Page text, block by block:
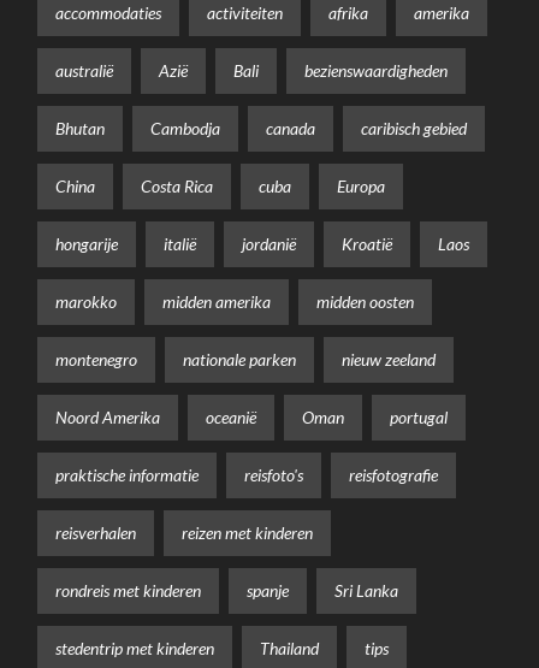
accommodaties activiteiten afrika amerika
australië Azië Bali bezienswaardigheden
Bhutan Cambodja canada caribisch gebied
China Costa Rica cuba Europa
hongarije italië jordanië Kroatië Laos
marokko midden amerika midden oosten
montenegro nationale parken nieuw zeeland
Noord Amerika oceanië Oman portugal
praktische informatie reisfoto's reisfotografie
reisverhalen reizen met kinderen
rondreis met kinderen spanje Sri Lanka
stedentrip met kinderen Thailand tips